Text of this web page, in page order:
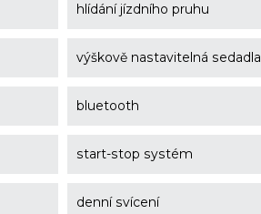
hlídání jízdního pruhu
výškově nastavitelná sedadla
bluetooth
start-stop systém
denní svícení